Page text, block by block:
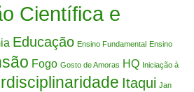
Científica e
Educação Ensino Fundamental Ensino
Fogo Gosto de Amoras HQ Iniciação à
Itaqui Jan